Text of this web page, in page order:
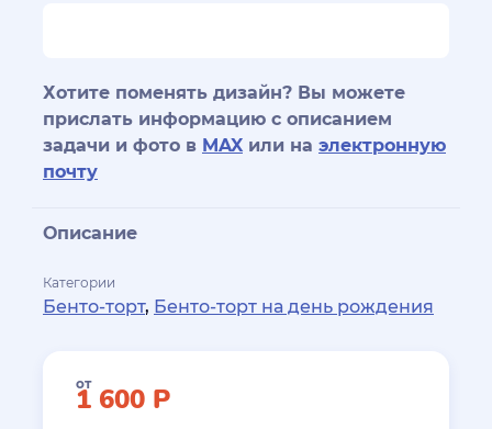
Хотите поменять дизайн? Вы можете
прислать информацию с описанием
задачи и фото в MAX или на электронную
почту
Описание
Категории
Бенто-торт, Бенто-торт на день рождения
от
1 600 Р